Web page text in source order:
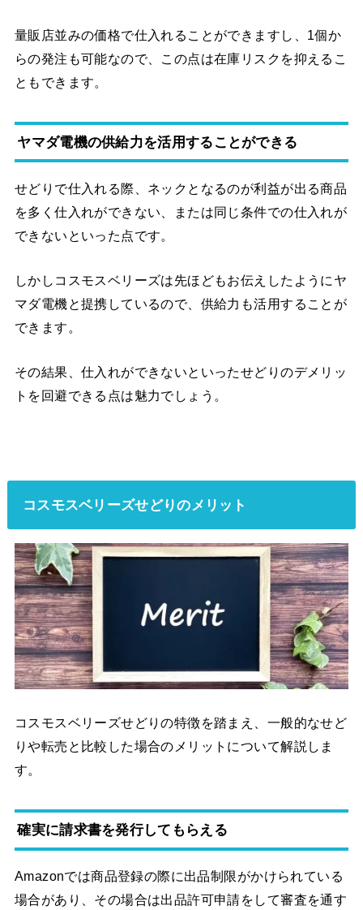
量販店並みの価格で仕入れることができますし、1個か
らの発注も可能なので、この点は在庫リスクを抑えるこ
ともできます。
ヤマダ電機の供給力を活用することができる
せどりで仕入れる際、ネックとなるのが利益が出る商品
を多く仕入れができない、または同じ条件での仕入れが
できないといった点です。
しかしコスモスベリーズは先ほどもお伝えしたようにヤ
マダ電機と提携しているので、供給力も活用することが
できます。
その結果、仕入れができないといったせどりのデメリッ
トを回避できる点は魅力でしょう。
コスモスベリーズせどりのメリット
コスモスベリーズせどりの特徴を踏まえ、一般的なせど
りや転売と比較した場合のメリットについて解説しま
す。
確実に請求書を発行してもらえる
Amazonでは商品登録の際に出品制限がかけられている
場合があり、その場合は出品許可申請をして審査を通す